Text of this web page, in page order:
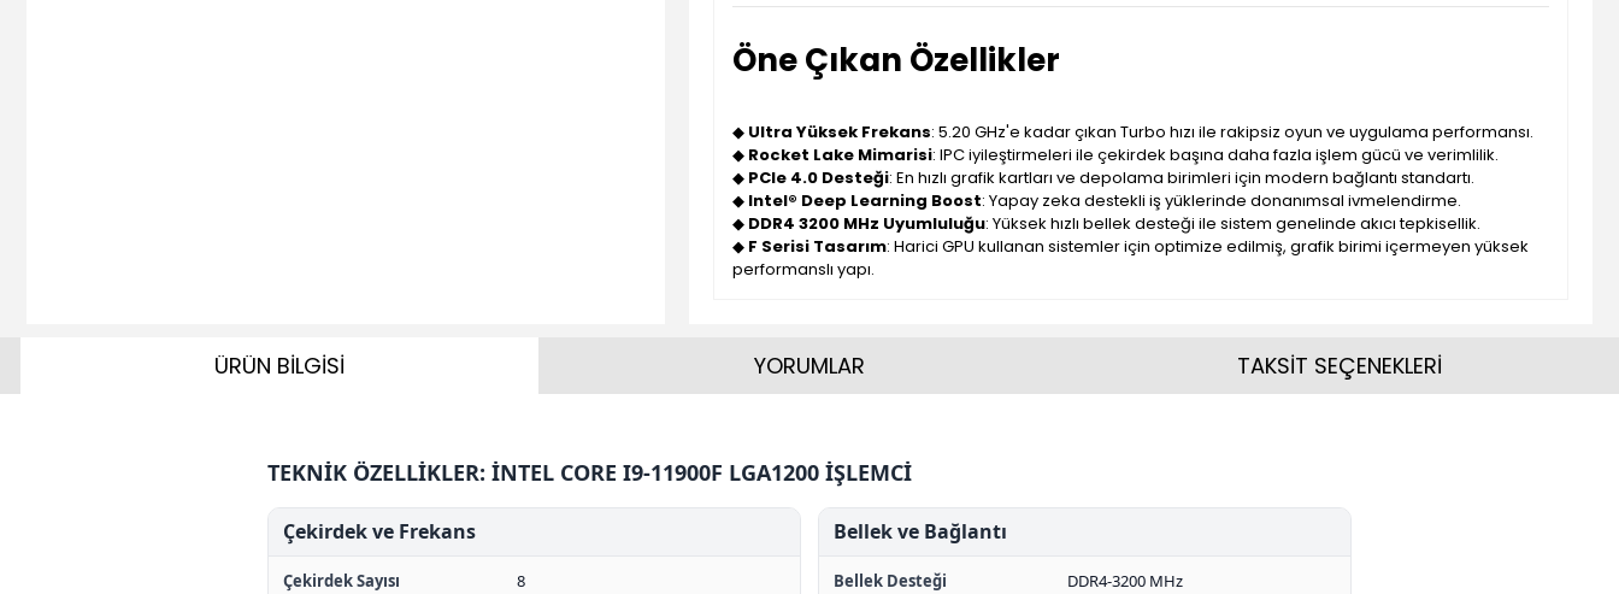
Öne Çıkan Özellikler
◆ Ultra Yüksek Frekans: 5.20 GHz'e kadar çıkan Turbo hızı ile rakipsiz oyun ve uygulama performansı.
◆ Rocket Lake Mimarisi: IPC iyileştirmeleri ile çekirdek başına daha fazla işlem gücü ve verimlilik.
◆ PCIe 4.0 Desteği: En hızlı grafik kartları ve depolama birimleri için modern bağlantı standartı.
◆ Intel® Deep Learning Boost: Yapay zeka destekli iş yüklerinde donanımsal ivmelendirme.
◆ DDR4 3200 MHz Uyumluluğu: Yüksek hızlı bellek desteği ile sistem genelinde akıcı tepkisellik.
◆ F Serisi Tasarım: Harici GPU kullanan sistemler için optimize edilmiş, grafik birimi içermeyen yüksek
performanslı yapı.
ÜRÜN BİLGİSİ
TEKNİK ÖZELLİKLER: İNTEL CORE I9-11900F LGA1200 İŞLEMCİ
Çekirdek ve Frekans
Çekirdek Sayısı 8
Bellek ve Bağlantı
Bellek Desteği DDR4-3200 MHz
YORUMLAR TAKSİT SEÇENEKLERİ